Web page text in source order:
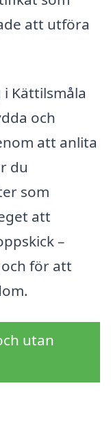
att utföra
Kättilsmåla
och
att anlita
du
som
att
–
för att
utan